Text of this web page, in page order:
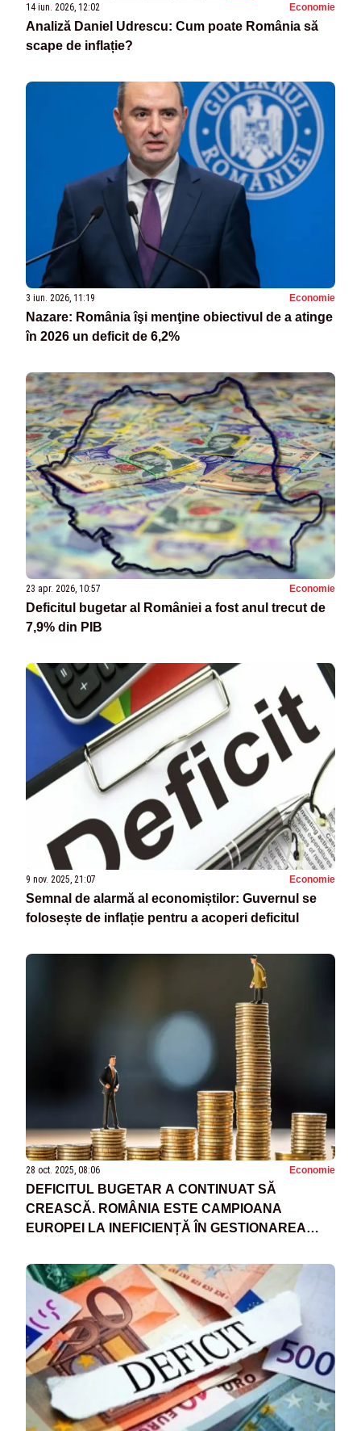
14 iun. 2026, 12:02 Economie
Analiză Daniel Udrescu: Cum poate România să
scape de inflație?
3 iun. 2026, 11:19 Economie
Nazare: România îşi menţine obiectivul de a atinge
în 2026 un deficit de 6,2%
23 apr. 2026, 10:57 Economie
Deficitul bugetar al României a fost anul trecut de
7,9% din PIB
9 nov. 2025, 21:07 Economie
Semnal de alarmă al economiștilor: Guvernul se
folosește de inflație pentru a acoperi deficitul
28 oct. 2025, 08:06 Economie
DEFICITUL BUGETAR A CONTINUAT SĂ
CREASCĂ. ROMÂNIA ESTE CAMPIOANA
EUROPEI LA INEFICIENȚĂ ÎN GESTIONAREA